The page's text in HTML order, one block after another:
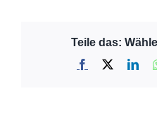
Teile das:
Facebook